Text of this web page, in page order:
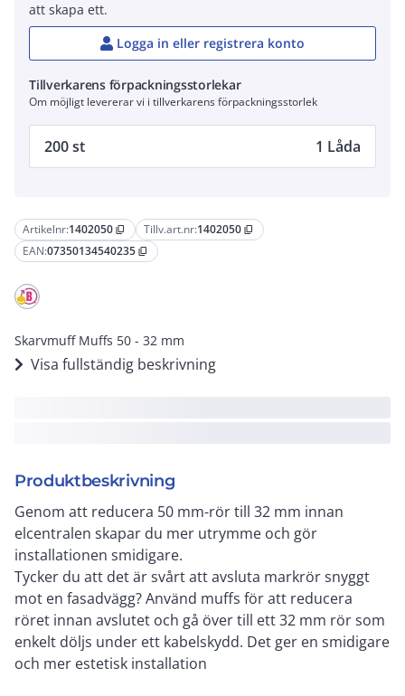
Artikelnr:1402050 content_copy Tillv.art.nr:1402050 content_copy
EAN:07350134540235 content_copy
Skarvmuff Muffs 50 - 32 mm
Visa fullständig beskrivning
Produktbeskrivning
Genom att reducera 50 mm-rör till 32 mm innan
elcentralen skapar du mer utrymme och gör
installationen smidigare.
Tycker du att det är svårt att avsluta markrör snyggt
mot en fasadvägg? Använd muffs för att reducera
röret innan avslutet och gå över till ett 32 mm rör som
enkelt döljs under ett kabelskydd. Det ger en smidigare
och mer estetisk installation
att skapa ett.
Logga in eller registrera konto
Tillverkarens förpackningsstorlekar
Om möjligt levererar vi i tillverkarens förpackningsstorlek
200 st 1 Låda